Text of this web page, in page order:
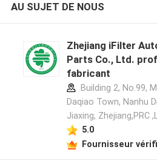
AU SUJET DE NOUS
Zhejiang iFilter
Parts Co., Ltd.
fabricant
Building 2, No.99,
Daqiao Town, Nanhu
Jiaxing, Zhejiang,PRC
5.0
Fournisseur